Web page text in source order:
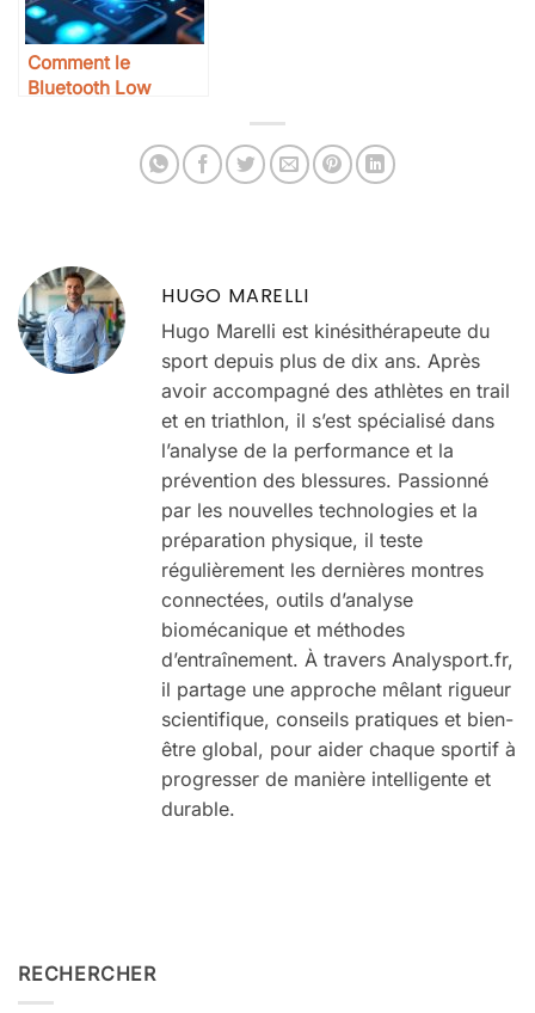
Comment le
Bluetooth Low
HUGO MARELLI
Hugo Marelli est kinésithérapeute du
sport depuis plus de dix ans. Après
avoir accompagné des athlètes en trail
et en triathlon, il s’est spécialisé dans
l’analyse de la performance et la
prévention des blessures. Passionné
par les nouvelles technologies et la
préparation physique, il teste
régulièrement les dernières montres
connectées, outils d’analyse
biomécanique et méthodes
d’entraînement. À travers Analysport.fr,
il partage une approche mêlant rigueur
scientifique, conseils pratiques et bien-
être global, pour aider chaque sportif à
progresser de manière intelligente et
durable.
RECHERCHER